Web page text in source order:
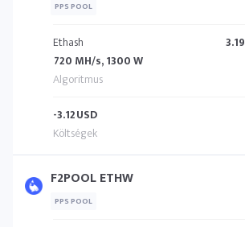
PPS POOL
Ethash
720 MH/s, 1300 W
3.19
-3.12USD
F2POOL ETHW
PPS POOL